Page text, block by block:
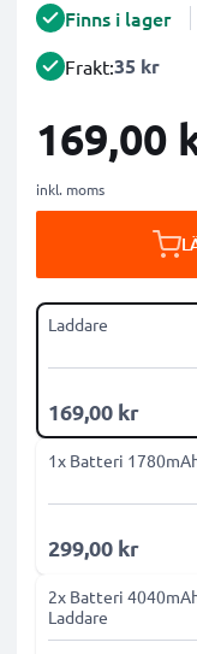
Finns i lager
Frakt:35 kr
169,00
inkl. moms
Laddare
169,00 kr
1x Batteri
299,00 kr
2x Batteri
Laddare